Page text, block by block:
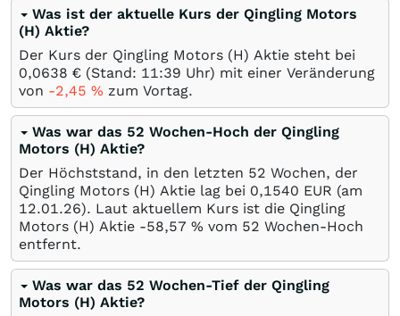
Was ist der aktuelle Kurs der Qingling Motors
(H) Aktie?
Der Kurs der Qingling Motors (H) Aktie steht bei
0,0638 € (Stand: 11:39 Uhr) mit einer Veränderung
von -2,45 % zum Vortag.
Was war das 52 Wochen-Hoch der Qingling
Motors (H) Aktie?
Der Höchststand, in den letzten 52 Wochen, der
Qingling Motors (H) Aktie lag bei 0,1540 EUR (am
12.01.26). Laut aktuellem Kurs ist die Qingling
Motors (H) Aktie -58,57 % vom 52 Wochen-Hoch
entfernt.
Was war das 52 Wochen-Tief der Qingling
Motors (H) Aktie?